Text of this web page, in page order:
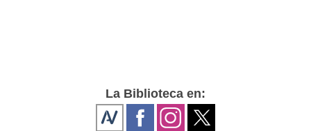
La Biblioteca en: